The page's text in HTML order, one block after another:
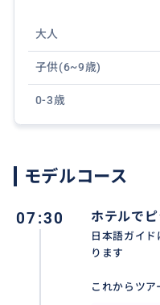
大人
子供(6~9歳)
0-3歳
モデルコース
07:30 ホテルで
日本語ガイ
ります
これからツア